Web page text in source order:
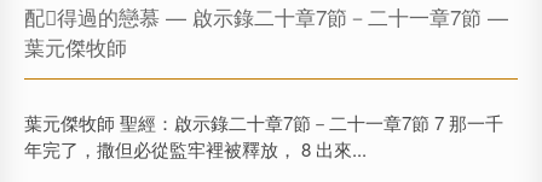
配𣍐得過的戀慕 — 啟示錄二十章7節－二十一章7節 —
葉元傑牧師
葉元傑牧師 聖經：啟示錄二十章7節－二十一章7節 7 那一千
年完了，撒但必從監牢裡被釋放， 8 出來...